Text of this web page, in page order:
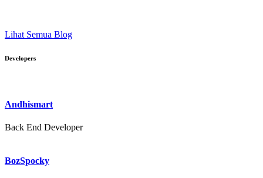
Lihat Semua Blog
Developers
Andhismart
Back End Developer
BozSpocky